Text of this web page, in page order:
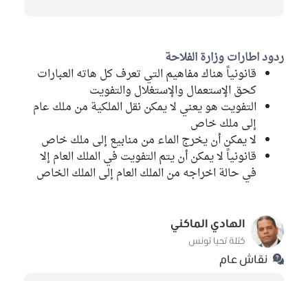
ردود اطارات وزارة الفلاحة
قانونياً هناك مفاهيم التي تعرف كل هاته العبارات
كحق الإستعمال والإستغلال والتفويت
التفويت هو يعني لا يمكن نقل الملكية من ملك عام
إلى ملك خاص
لا يمكن أن يخرج الماء من منابيع إلى ملك خاص
قانونياً لا يمكن أن يتم التفويت في الملك العام إلا
في حالة اخراجه من الملك العام إلى الملك الخاص
الهادي الماكني
كتلة تحيا تونس
نقاش عام